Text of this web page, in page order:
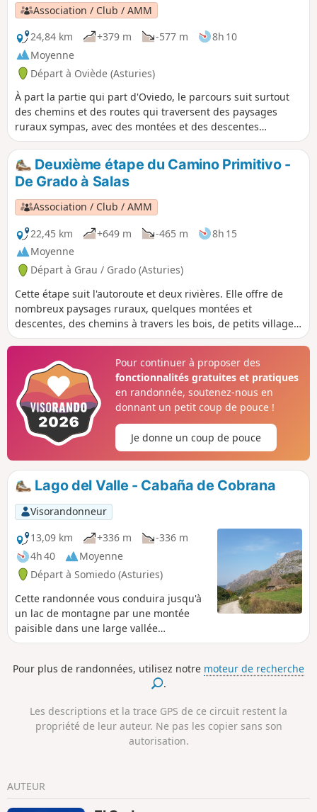
Association / Club / AMM
24,84 km
+379 m -577 m
8h 10
Moyenne
Départ à Oviède (Asturies)
À part la partie qui part d'Oviedo, le parcours suit surtout
des chemins et des routes qui traversent des paysages
ruraux sympas, avec des montées et des descentes
fréquentes, des sentiers dans les bois, les prairies et les
petits villages.
Deuxième étape du Camino Primitivo -
De Grado à Salas
Association / Club / AMM
22,45 km
+649 m -465 m
8h 15
Moyenne
Départ à Grau / Grado (Asturies)
Cette étape suit l'autoroute et deux rivières. Elle offre de
nombreux paysages ruraux, quelques montées et
descentes, des chemins à travers les bois, de petits villages,
d'anciens monastères et de nombreux hórreos.
Pour continuer à proposer des
fonctionnalités gratuites et pratiques
en randonnée, soutenez-nous en
donnant un petit coup de pouce !
Je donne un coup de pouce
Lago del Valle - Cabaña de Cobrana
Visorandonneur
13,09 km
+336 m
-336 m
4h 40
Moyenne
Départ à Somiedo (Asturies)
Cette randonnée vous conduira jusqu'à
un lac de montagne par une montée
paisible dans une large vallée
verdoyante consacrée à l'élevage. Des
dans les prairies tout le long de la
randonnée, jusque dans le cirque qui
Pour plus de randonnées, utilisez notre moteur de recherche
.
Les descriptions et la trace GPS de ce circuit restent la
propriété de leur auteur. Ne pas les copier sans son
autorisation.
AUTEUR